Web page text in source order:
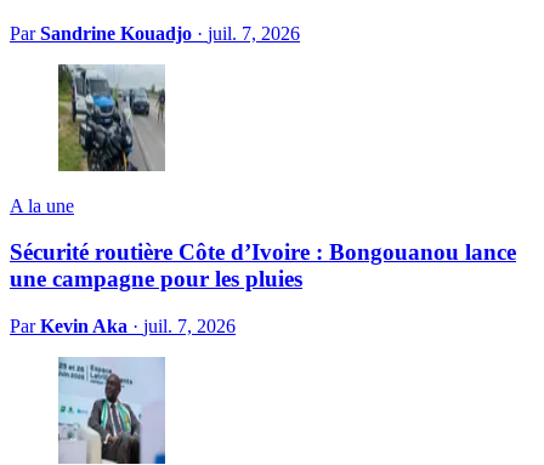
ParSandrine Kouadjo · juil. 7, 2026
A la une
Sécurité routière Côte d’Ivoire : Bongouanou lance
une campagne pour les pluies
ParKevin Aka · juil. 7, 2026